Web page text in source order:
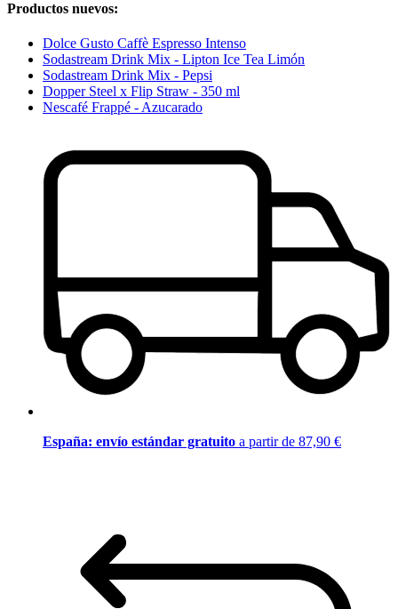
Productos nuevos:
Dolce Gusto Caffè Espresso Intenso
Sodastream Drink Mix - Lipton Ice Tea Limón
Sodastream Drink Mix - Pepsi
Dopper Steel x Flip Straw - 350 ml
Nescafé Frappé - Azucarado
España: envío estándar gratuito a partir de 87,90 €